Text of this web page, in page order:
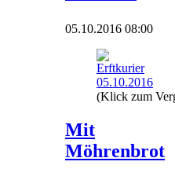
05.10.2016 08:00
(Klick zum
Mit
Möhrenbrot